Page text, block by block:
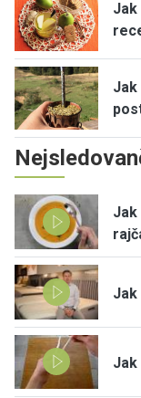
Jak
Jak
Jak
Jak
Jak